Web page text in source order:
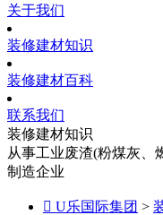
关于我们
装修建材知识
装修建材百科
联系我们
装修建材知识
从事工业废渣(粉煤灰、
制造企业
 U乐国际集团 >